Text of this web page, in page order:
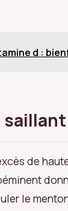
d :
de
le